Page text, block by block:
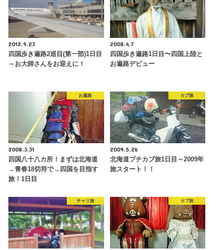
2012.9.23
四国歩き遍路2巡目(第一部)1日目
～お大師さんをお迎えに！
2008.4.7
四国歩き遍路1日目〜四国上陸と
お遍路デビュー
お遍路
2008.3.31
四国八十八カ所！まずは北海道
→青春18切符で→四国を目指す
旅！1日目
カブ旅
2009.5.26
北海道プチカブ旅1日目～2009年
旅スタート！！
チャリ旅 カブ旅